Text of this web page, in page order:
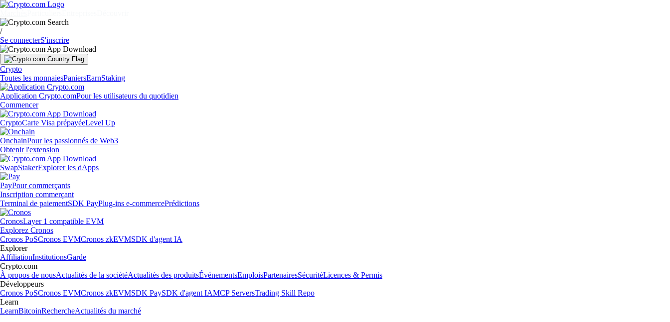
/
Se connecterS'inscrire
Crypto
Toutes les monnaiesPaniersEarnStaking
Application Crypto.comPour les utilisateurs du quotidien
Commencer
CryptoCarte Visa prépayéeLevel Up
OnchainPour les passionnés de Web3
Obtenir l'extension
SwapStakerExplorer les dApps
PayPour commerçants
Inscription commerçant
Terminal de paiementSDK PayPlug-ins e-commercePrédictions
CronosLayer 1 compatible EVM
Explorez Cronos
Cronos PoSCronos EVMCronos zkEVMSDK d'agent IA
Explorer
AffiliationInstitutionsGarde
Crypto.com
À propos de nousActualités de la sociétéActualités des produitsÉvénementsEmploisPartenairesSécuritéLicences & Permis
Développeurs
Cronos PoSCronos EVMCronos zkEVMSDK PaySDK d'agent IAMCP ServersTrading Skill Repo
Learn
LearnBitcoinRechercheActualités du marché